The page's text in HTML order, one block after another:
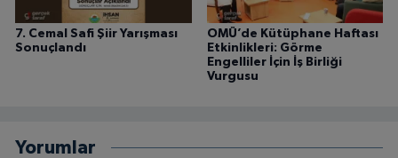
7. Cemal Safi Şiir Yarışması
Sonuçlandı
OMÜ’de Kütüphane Haftası
Etkinlikleri: Görme
Engelliler İçin İş Birliği
Vurgusu
Yorumlar